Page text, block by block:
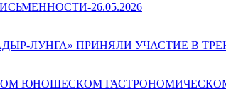
26.05.2026
ЛУНГА» ПРИНЯЛИ УЧАСТИЕ В
ЮНОШЕСКОМ ГАСТРОНОМИЧЕСКОМ